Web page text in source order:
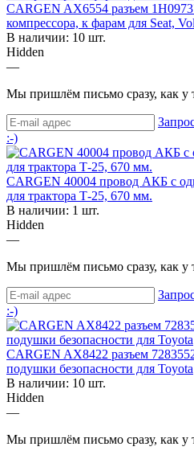
CARGEN AX6554 разъем
компрессора, к фарам для Seat,
В наличии: 10 шт.
Hidden
—
Мы пришлём письмо сразу, как у
:-)
CARGEN 40004 провод АКБ с
для трактора Т-25, 670 мм.
В наличии: 1 шт.
Hidden
—
Мы пришлём письмо сразу, как у
:-)
CARGEN AX8422 разъем
подушки безопасности для Toyota
В наличии: 10 шт.
Hidden
—
Мы пришлём письмо сразу, как у